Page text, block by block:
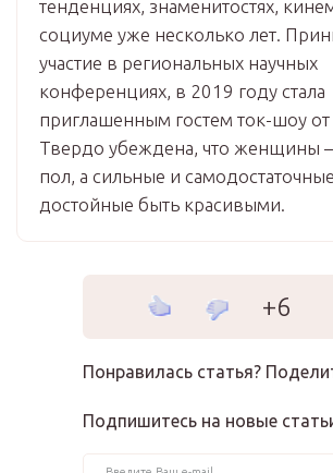
тенденциях, знаменитостях,
социуме уже несколько лет.
участие в региональных научных
конференциях, в 2019 году стала
приглашенным гостем ток-шоу
Твердо убеждена, что женщины
пол, а сильные и
достойные быть красивыми.
+6
Понравилась статья?
Подпишитесь на новые